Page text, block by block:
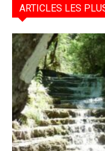
ARTICLES LES